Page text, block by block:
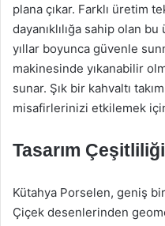
plana çıkar. Farklı üretim
dayanıklılığa sahip olan
yıllar boyunca güvenle
makinesinde yıkanabilir
sunar. Şık bir kahvaltı
misafirlerinizi etkilemek
Tasarım Çeşitliliği
Kütahya Porselen, geniş
Çiçek desenlerinden